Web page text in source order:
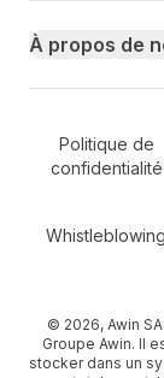
À propos de
Secondary
Politique de
confidentialité
Whistleblowing
© 2026, Awin
Groupe Awin. Il
stocker dans un